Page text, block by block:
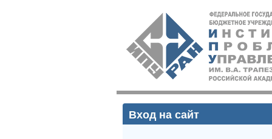
ИПУ
РАН
Вход на сайт